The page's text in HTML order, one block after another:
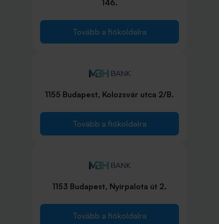
146.
Tovább a fiókoldalra
1155 Budapest, Kolozsvár utca 2/B.
Tovább a fiókoldalra
1153 Budapest, Nyírpalota út 2.
Tovább a fiókoldalra